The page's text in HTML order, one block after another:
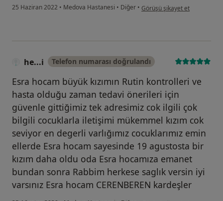
25 Haziran 2022 • Medova Hastanesi • Diğer • kullanıcının görüşüne göre
Görüşü şikayet et
he...i Telefon numarası doğrulandı
Esra hocam büyük kızımın Rutin kontrolleri ve
hasta olduğu zaman tedavi önerileri için
güvenle gittiğimiz tek adresimiz cok ilgili çok
bilgili cocuklarla iletişimi mükemmel kızım cok
seviyor en degerli varlığımız cocuklarımız emin
ellerde Esra hocam sayesinde 19 agustosta bir
kızım daha oldu oda Esra hocamıza emanet
bundan sonra Rabbim herkese saglık versin iyi
varsınız Esra hocam CERENBEREN kardeşler